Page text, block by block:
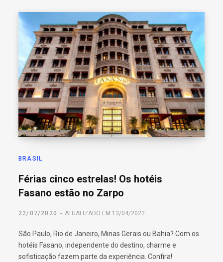
BRASIL
Férias cinco estrelas! Os hotéis
Fasano estão no Zarpo
22/07/2020 ATUALIZADO EM 13/04/2022
São Paulo, Rio de Janeiro, Minas Gerais ou Bahia? Com os
hotéis Fasano, independente do destino, charme e
sofisticação fazem parte da experiência. Confira!